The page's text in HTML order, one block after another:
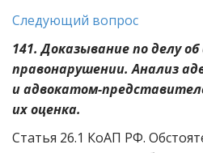
Следующий вопрос
141. Доказывание по делу
правонарушении. Анализ
и адвокатом-
их оценка.
Статья 26.1 КоАП РФ.